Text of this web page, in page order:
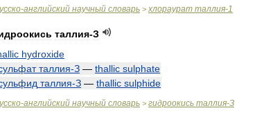
-английский научный словарь > хлораурат таллия-1
таллия-З
hydroxide
таллия-З — thallic sulphate
таллия-З — thallic sulphide
-английский научный словарь > гидроокись таллия-З